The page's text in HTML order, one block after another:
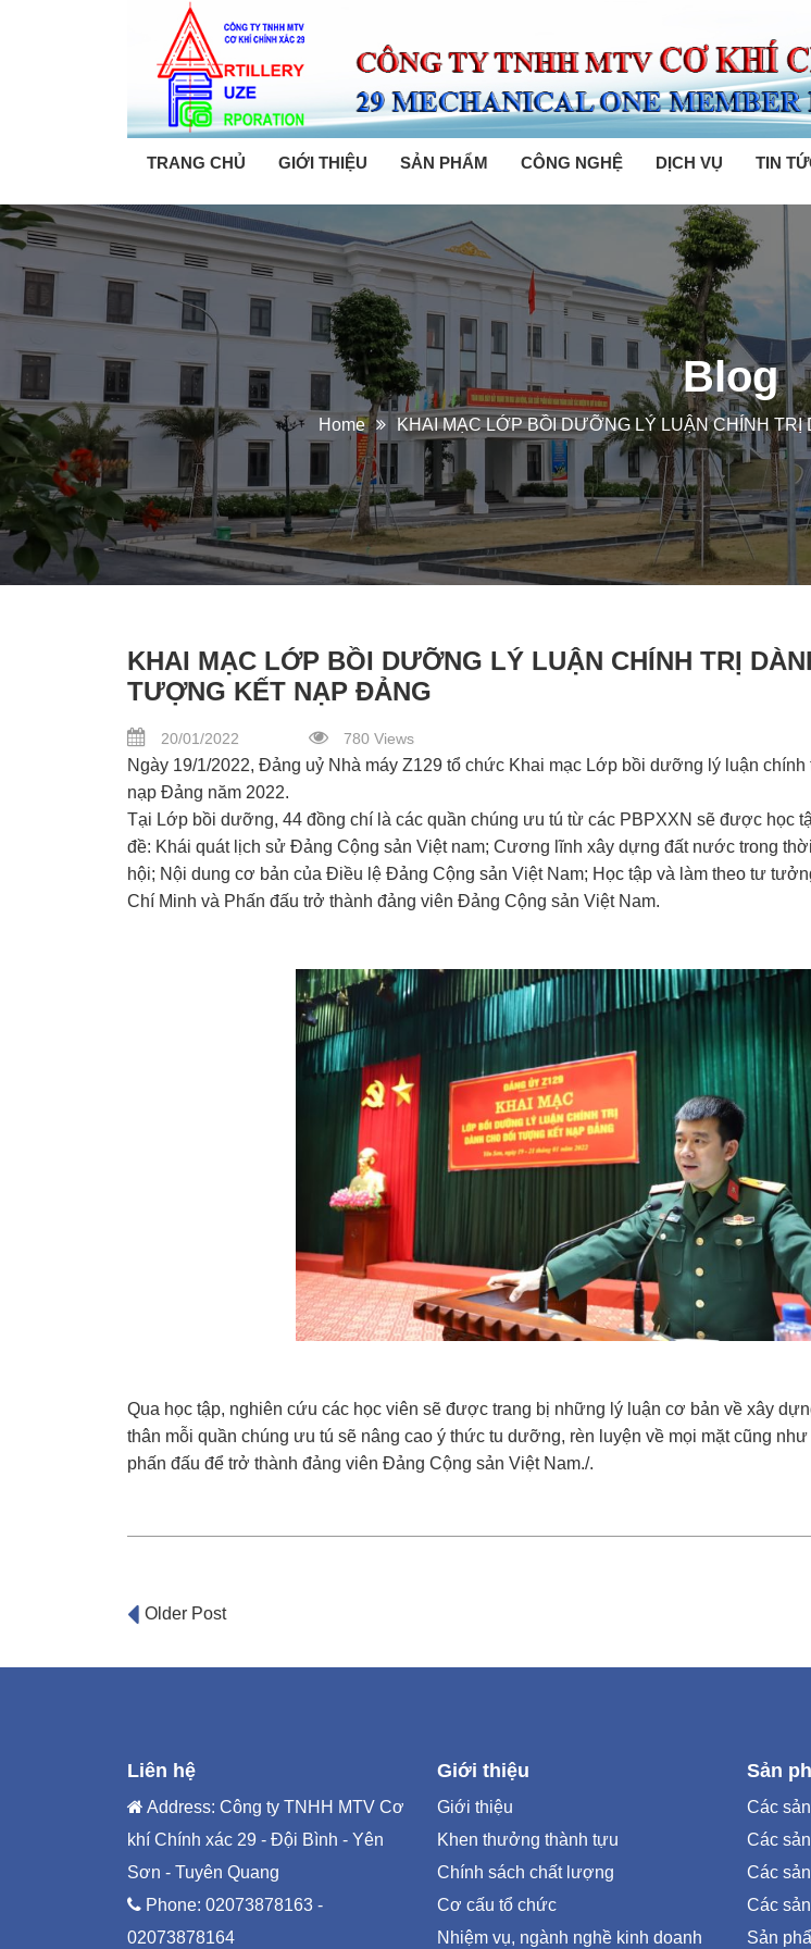
TRANG CHỦ GIỚI THIỆU SẢN PHẨM CÔNG NGHỆ DỊCH VỤ TIN
Blog
Home KHAI MẠC LỚP BỒI DƯỠNG LÝ LUẬN CHÍNH
KHAI MẠC LỚP BỒI DƯỠNG LÝ LUẬN CHÍNH TRỊ
TƯỢNG KẾT NẠP ĐẢNG
20/01/2022 780 Views
Ngày 19/1/2022, Đảng uỷ Nhà máy Z129 tổ chức Khai mạc Lớp bồi dưỡng lý luận
nạp Đảng năm 2022.
Tại Lớp bồi dưỡng, 44 đồng chí là các quần chúng ưu tú từ các PBPXXN sẽ được học
đề: Khái quát lịch sử Đảng Cộng sản Việt nam; Cương lĩnh xây dựng đất nước trong
hội; Nội dung cơ bản của Điều lệ Đảng Cộng sản Việt Nam; Học tập và làm theo tư
Chí Minh và Phấn đấu trở thành đảng viên Đảng Cộng sản Việt Nam.
Qua học tập, nghiên cứu các học viên sẽ được trang bị những lý luận cơ bản về xây
thân mỗi quần chúng ưu tú sẽ nâng cao ý thức tu dưỡng, rèn luyện về mọi mặt cũng
phấn đấu để trở thành đảng viên Đảng Cộng sản Việt Nam./.
Post
Older Post
Liên hệ
Address: Công ty TNHH MTV Cơ
khí Chính xác 29 - Đội Bình - Yên
Sơn - Tuyên Quang
Phone: 02073878163 -
02073878164
Giới thiệu
Giới thiệu
Khen thưởng thành tựu
Chính sách chất lượng
Cơ cấu tổ chức
Nhiệm vụ, ngành nghề kinh doanh
Sản
Các
Các
Các
Các
Sản